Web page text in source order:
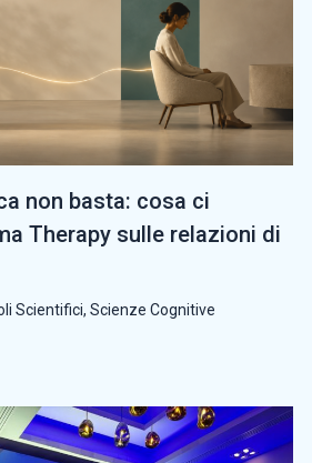
non basta: cosa ci
Therapy sulle relazioni di
Scientifici, Scienze Cognitive